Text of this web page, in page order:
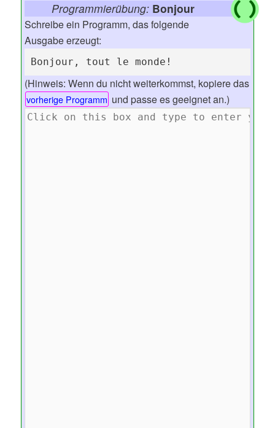
Programmierübung: Bonjour
Schreibe ein Programm, das folgende
Ausgabe erzeugt:
Bonjour, tout le monde!
(Hinweis: Wenn du nicht weiterkommst, kopiere das
vorherige Programm und passe es geeignet an.)